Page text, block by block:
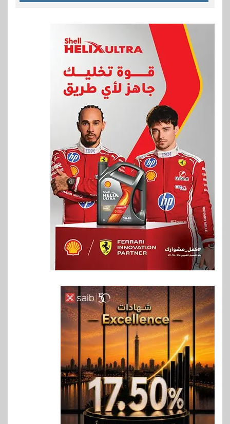
6
اخبار
حماقي يشعل سعادة ساحل في
رأس الحكمة.. وبوسي مفاجأة
الحفل
7
اقتصاد
وزيرا التخطيط والبترول يبحثان
جهود تحقيق أمن الطاقة